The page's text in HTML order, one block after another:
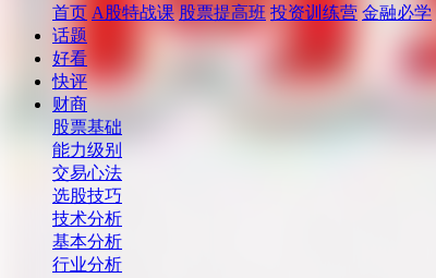
首页 A股特战课 股票提高班 投资训练营 金融必学
话题
好看
快评
财商
股票基础
能力级别
交易心法
选股技巧
技术分析
基本分析
行业分析